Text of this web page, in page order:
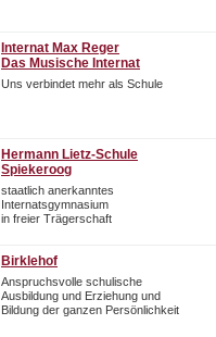
Internat Max Reger
Das Musische Internat
Uns verbindet mehr als Schule
Hermann Lietz-Schule
Spiekeroog
staatlich anerkanntes
Internatsgymnasium
in freier Trägerschaft
Birklehof
Anspruchsvolle schulische
Ausbildung und Erziehung und
Bildung der ganzen Persönlichkeit